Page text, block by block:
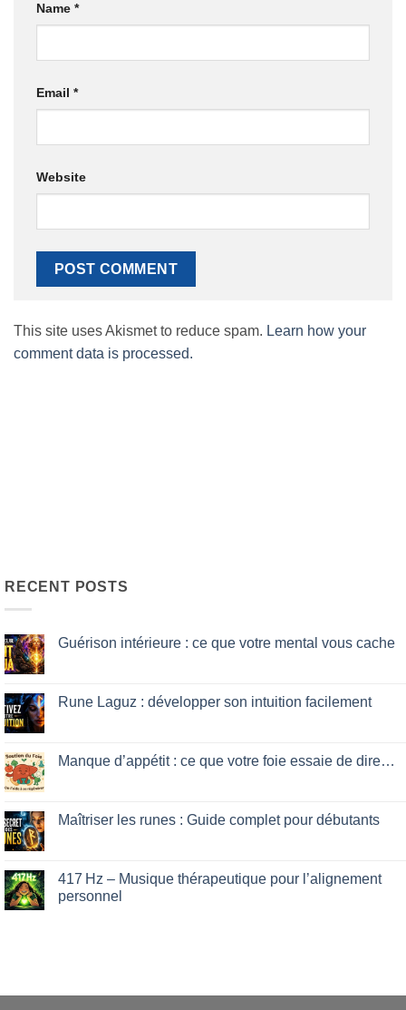
Name *
Email *
Website
This site uses Akismet to reduce spam. Learn how your
comment data is processed.
RECENT POSTS
Guérison intérieure : ce que votre mental vous cache
Guérison
intérieure
votre
mental
Rune Laguz : développer son intuition facilement
Rune
Laguz
intuition
facilement
Manque d’appétit : ce que votre foie essaie de dire…
Manque
d’appétit
votre
foie
essaie
Maîtriser les runes : Guide complet pour débutants
Maîtriser
les
runes
417 Hz – Musique thérapeutique pour l’alignement
personnel
pour